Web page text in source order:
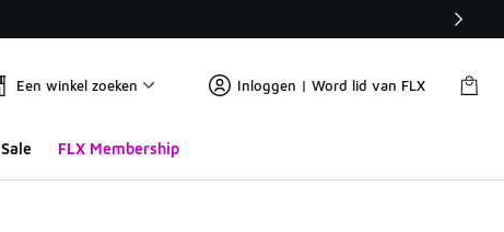
Een winkel zoeken Inloggen | Word lid van FLX
Sale FLX Membership